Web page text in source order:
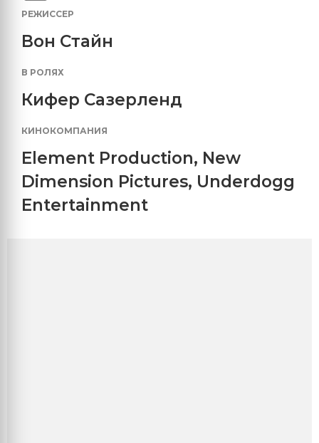
РЕЖИССЕР
Вон Стайн
В РОЛЯХ
Кифер Сазерленд
КИНОКОМПАНИЯ
Element Production, New
Dimension Pictures, Underdogg
Entertainment